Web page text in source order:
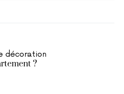
décoration
?